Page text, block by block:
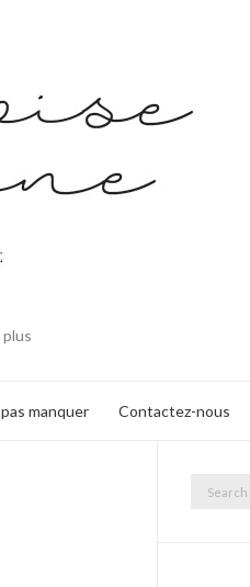
manquer Contactez-nous